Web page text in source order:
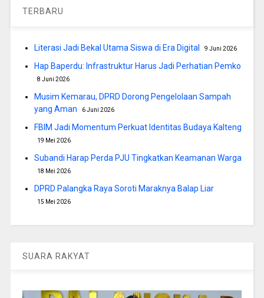
TERBARU
Literasi Jadi Bekal Utama Siswa di Era Digital 9 Juni 2026
Hap Baperdu: Infrastruktur Harus Jadi Perhatian Pemko
8 Juni 2026
Musim Kemarau, DPRD Dorong Pengelolaan Sampah
yang Aman
6 Juni 2026
FBIM Jadi Momentum Perkuat Identitas Budaya Kalteng
19 Mei 2026
Subandi Harap Perda PJU Tingkatkan Keamanan Warga
18 Mei 2026
DPRD Palangka Raya Soroti Maraknya Balap Liar
15 Mei 2026
SUARA RAKYAT